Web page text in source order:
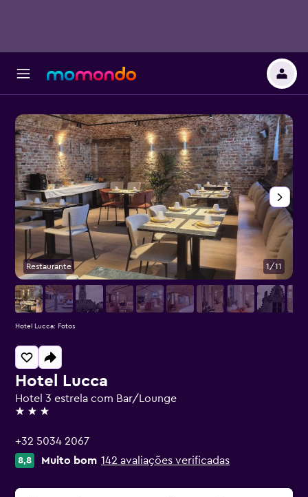
Hotel Lucca
Hotel 3 estrela com Bar/Lounge
3 estrelas
+32 5034 2067
8,8 Muito bom 142 avaliações verificadas
Restaurante 1/11
Hotel Lucca: Fotos